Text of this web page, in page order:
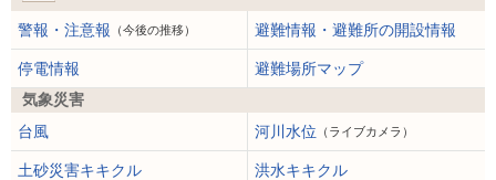
警報・注意報 （今後の推移） 避難情報・避難所の開設情報
停電情報
避難場所マップ
気象災害
台風
河川水位 （ライブカメラ）
土砂災害キキクル
洪水キキクル